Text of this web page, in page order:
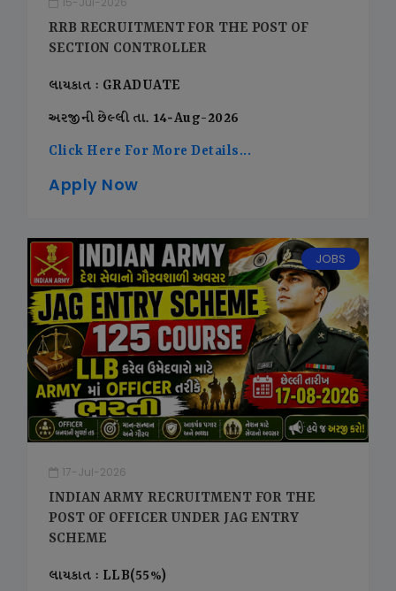
RRB RECRUITMENT FOR THE POST OF
SECTION CONTROLLER
લાયકાત : GRADUATE
અરજીની છેલ્લી તા. 14-Aug-2026
Click Here For More Details...
Apply Now
JOBS
17-Jul-2026
INDIAN ARMY RECRUITMENT FOR THE
POST OF OFFICER UNDER JAG ENTRY
SCHEME
લાયકાત : LLB(55%)